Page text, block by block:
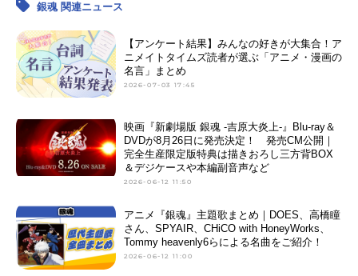
銀魂 関連ニュース
【アンケート結果】みんなの好きが大集合！ア
ニメイトタイムズ読者が選ぶ「アニメ・漫画の
名言」まとめ
2026-07-03 17:45
映画『新劇場版 銀魂 -吉原大炎上-』Blu-ray＆
DVDが8月26日に発売決定！ 発売CM公開｜
完全生産限定版特典は描きおろし三方背BOX
＆デジケースや本編副音声など
2026-06-12 11:50
アニメ『銀魂』主題歌まとめ｜DOES、高橋瞳
さん、SPYAIR、CHiCO with HoneyWorks、
Tommy heavenly6らによる名曲をご紹介！
2026-06-12 11:00